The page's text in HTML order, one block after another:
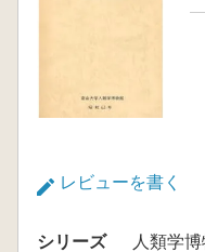
レビューを書く
シリーズ
人類学